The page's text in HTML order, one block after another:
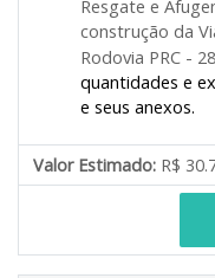
Resgate e
construção da
Rodovia PRC -
quantidades e
e seus anexos.
Valor Estimado: R$